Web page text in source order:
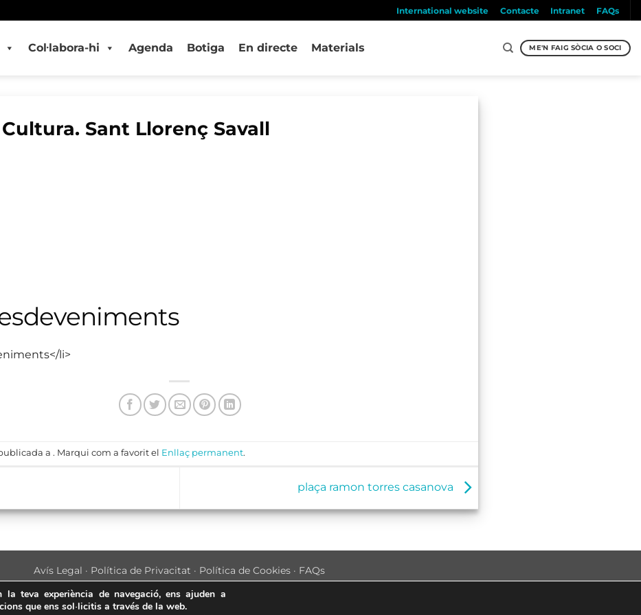
International website Contacte Intranet FAQs
Col·labora-hi Agenda Botiga En directe Materials ME'N FAIG SÒCIA O SOCI
Sant Llorenç Savall
li>
a . Marqui com a favorit el Enllaç permanent.
plaça ramon torres casanova
Avís Legal · Política de Privacitat · Política de Cookies · FAQs
ASSEMBLEA NACIONAL CATALANA
Carrer de la Marina, 315, 08025 Barcelona · 93 347 17 14
teva experiència de navegació, ens ajuden a
que ens sol·licitis a través de la web.